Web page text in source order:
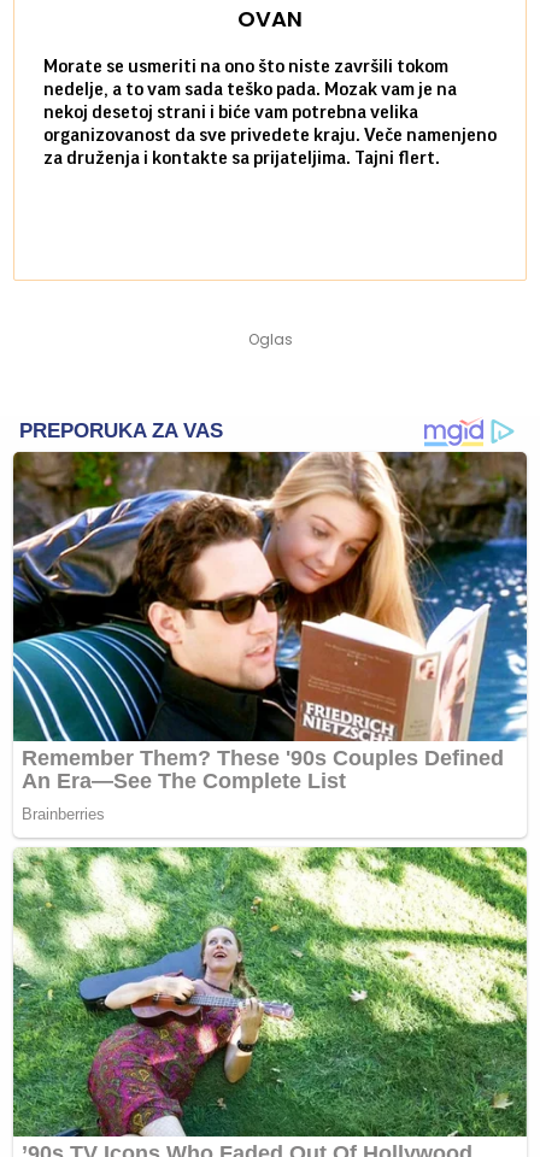
OVAN
Morate se usmeriti na ono što niste završili tokom
nedelje, a to vam sada teško pada. Mozak vam je na
nekoj desetoj strani i biće vam potrebna velika
organizovanost da sve privedete kraju. Veče namenjeno
za druženja i kontakte sa prijateljima. Tajni flert.